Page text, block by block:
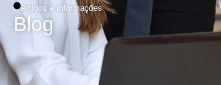
Artigos e Informações
Blog